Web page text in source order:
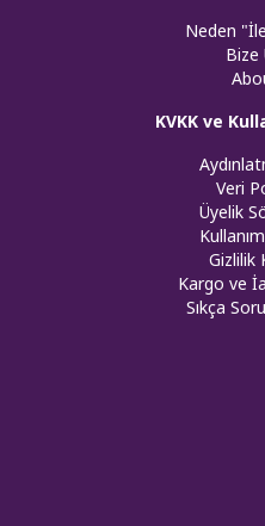
Neden
Bize
KVKK ve
Veri
Üyelik
Gizlilik
Kargo ve
Sıkça